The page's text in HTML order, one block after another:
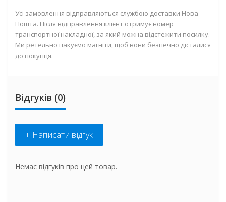
Усі замовлення відправляються службою доставки Нова
Пошта. Після відправлення клієнт отримує номер
транспортної накладної, за який можна відстежити посилку.
Ми ретельно пакуємо магніти, щоб вони безпечно дісталися
до покупця.
Відгуків (0)
+ Написати відгук
Немає відгуків про цей товар.